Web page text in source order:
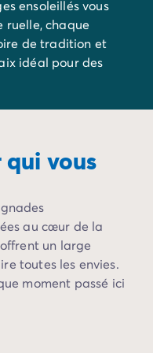
d'Azur
ensoleillés vous
ruelle, chaque
de tradition et
idéal pour des
qui vous
au cœur de la
un large
toutes les envies.
moment passé ici